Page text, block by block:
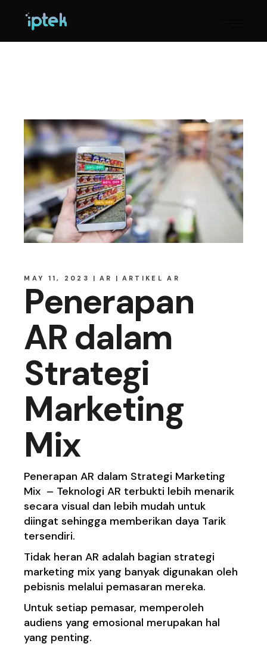
MAY 11, 2023 AR ARTIKEL AR
Penerapan
AR dalam
Strategi
Marketing
Mix
Penerapan AR dalam Strategi Marketing
Mix – Teknologi AR terbukti lebih menarik
secara visual dan lebih mudah untuk
diingat sehingga memberikan daya Tarik
tersendiri.
Tidak heran AR adalah bagian strategi
marketing mix yang banyak digunakan oleh
pebisnis melalui pemasaran mereka.
Untuk setiap pemasar, memperoleh
audiens yang emosional merupakan hal
yang penting.